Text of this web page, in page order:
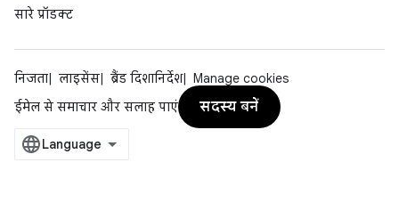
सारे प्रॉडक्ट
निजता लाइसेंस ब्रैंड दिशानिर्देश
Manage cookies
ईमेल से समाचार और सलाह पाएं
सदस्य बनें